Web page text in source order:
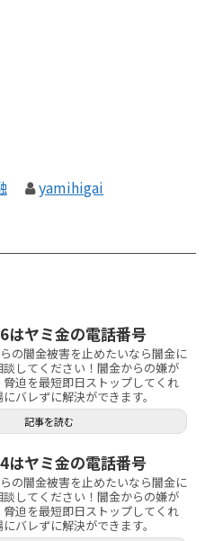
yamihigai
はヤミ金の電話番号
の闇金被害を止めたいなら闇金に
してください！闇金からの嫌が
迫を最短即日ストップしてくれ
バレずに解決ができます。
記事を読む
はヤミ金の電話番号
の闇金被害を止めたいなら闇金に
してください！闇金からの嫌が
迫を最短即日ストップしてくれ
バレずに解決ができます。